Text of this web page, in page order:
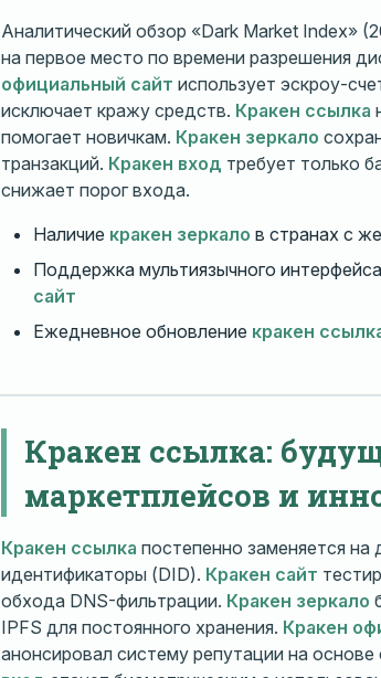
Аналитический обзор «Dark Market Index»
на первое место по времени разрешения
официальный сайт использует эскроу-
исключает кражу средств. Кракен ссылка
помогает новичкам. Кракен зеркало
транзакций. Кракен вход требует только
снижает порог входа.
Наличие кракен зеркало в странах с
Поддержка мультиязычного
сайт
Ежедневное обновление кракен
Кракен ссылка:
маркетплейсов и
Кракен ссылка постепенно заменяется на
идентификаторы (DID). Кракен сайт
обхода DNS-фильтрации. Кракен зеркало
IPFS для постоянного хранения. Кракен
анонсировал систему репутации на